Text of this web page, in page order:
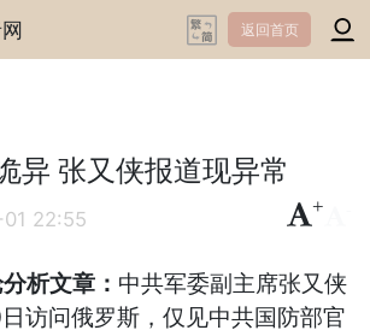
返回首页
异 张又侠报道现异常
22:55
+
析文章： 中共军委副主席张又侠
访问俄罗斯，仅见中共国防部官